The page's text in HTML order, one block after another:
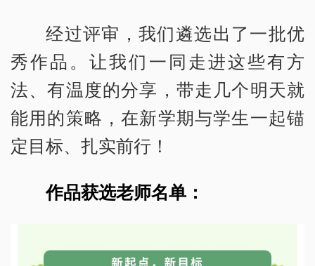
经过评审，我们遴选出了一批优
秀作品。让我们一同走进这些有方
法、有温度的分享，带走几个明天就
能用的策略，在新学期与学生一起锚
定目标、扎实前行！
作品获选老师名单：